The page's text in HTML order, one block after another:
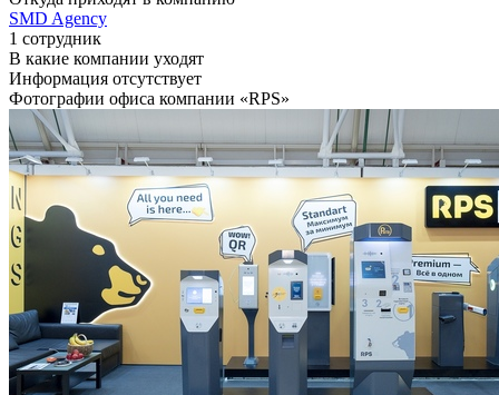
SMD Agency
1 сотрудник
В какие компании уходят
Информация отсутствует
Фотографии офиса компании «RPS»